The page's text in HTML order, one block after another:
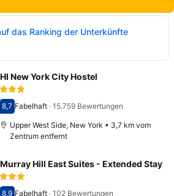
das Ranking der Unterkünfte
HI New York City Hostel
Bewertet mit 8,7
8,7 Fabelhaft· 15.759 Bewertungen
Upper West Side, New York • 3,7 km vom
Zentrum entfernt
Murray Hill East Suites - Extended Stay
8,9 Fabelhaft· 102 Bewertungen